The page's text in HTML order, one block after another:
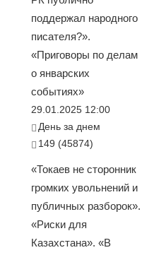
поддержал народного
писателя?».
«Приговоры по делам
о январских
событиях»
29.01.2025 12:00
День за днем
149 (45874)
«Токаев не сторонник
громких увольнений и
публичных разборок».
«Риски для
Казахстана». «В